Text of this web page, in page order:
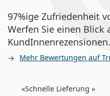
97%ige Zufriedenheit
Werfen Sie einen Blick
KundInnenrezensionen.
Mehr Bewertungen auf
Schnelle Lieferung